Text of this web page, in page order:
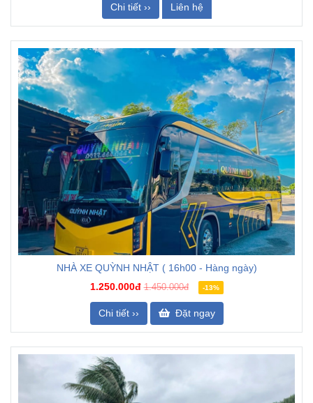
Chi tiết ››
Liên hệ
NHÀ XE QUỲNH NHẬT ( 16h00 - Hàng ngày)
1.250.000đ 1.450.000đ -13%
Chi tiết ›› Đặt ngay